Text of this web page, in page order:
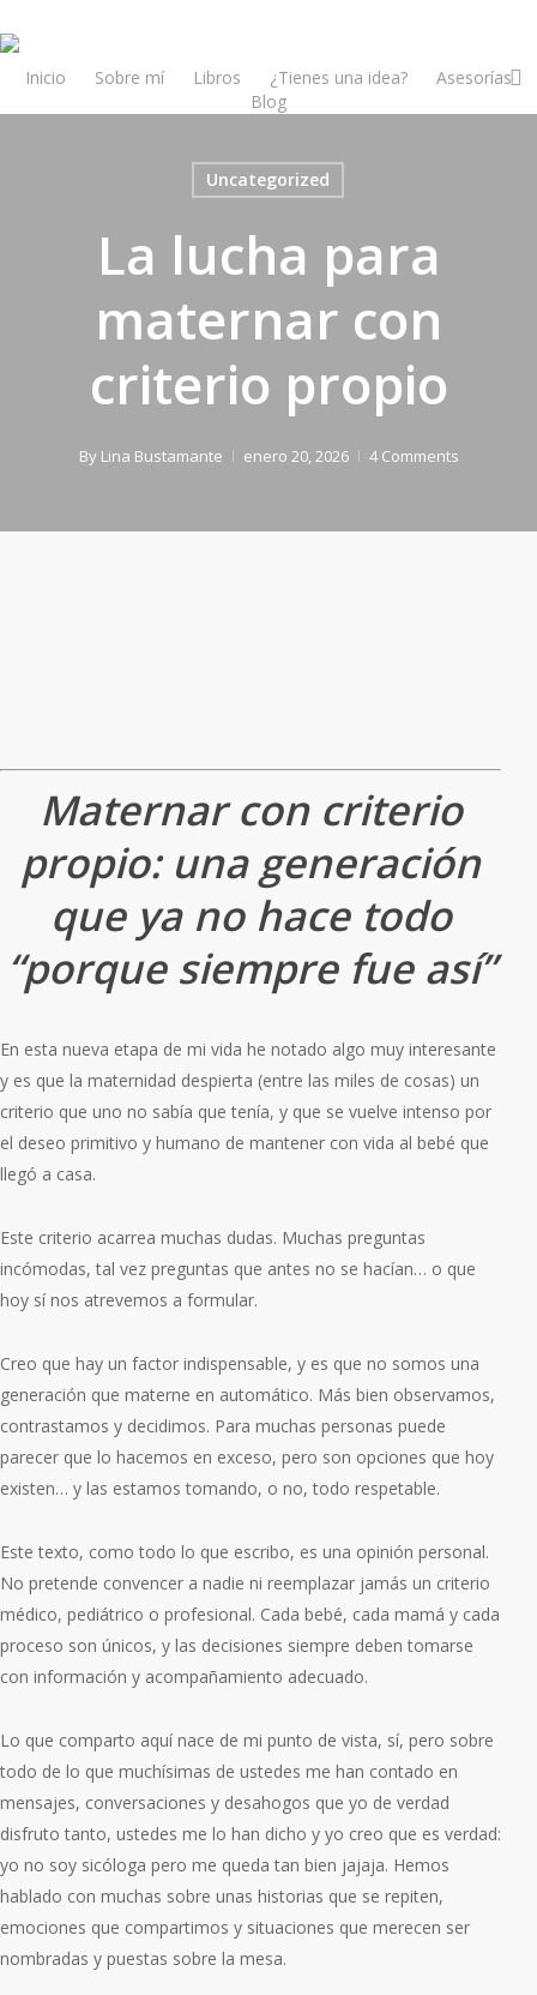
to
mainInicio Sobre mí Libros ¿Tienes una idea?
Asesorías
Blog
Uncategorized
La lucha para
maternar con
criterio propio
By Lina Bustamante enero 20, 2026 4 Comments
Maternar con criterio
propio: una generación
que ya no hace todo
“porque siempre fue así”
En esta nueva etapa de mi vida he notado algo muy interesante
y es que la maternidad despierta (entre las miles de cosas) un
criterio que uno no sabía que tenía, y que se vuelve intenso por
el deseo primitivo y humano de mantener con vida al bebé que
llegó a casa.
Este criterio acarrea muchas dudas. Muchas preguntas
incómodas, tal vez preguntas que antes no se hacían… o que
hoy sí nos atrevemos a formular.
Creo que hay un factor indispensable, y es que no somos una
generación que materne en automático. Más bien observamos,
contrastamos y decidimos. Para muchas personas puede
parecer que lo hacemos en exceso, pero son opciones que hoy
existen… y las estamos tomando, o no, todo respetable.
Este texto, como todo lo que escribo, es una opinión personal.
No pretende convencer a nadie ni reemplazar jamás un criterio
médico, pediátrico o profesional. Cada bebé, cada mamá y cada
proceso son únicos, y las decisiones siempre deben tomarse
con información y acompañamiento adecuado.
Lo que comparto aquí nace de mi punto de vista, sí, pero sobre
todo de lo que muchísimas de ustedes me han contado en
mensajes, conversaciones y desahogos que yo de verdad
disfruto tanto, ustedes me lo han dicho y yo creo que es verdad:
yo no soy sicóloga pero me queda tan bien jajaja. Hemos
hablado con muchas sobre unas historias que se repiten,
emociones que compartimos y situaciones que merecen ser
nombradas y puestas sobre la mesa.